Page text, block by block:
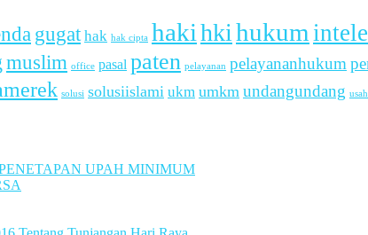
gugat hak hak cipta hakihkihukum
muslim office pasal paten pelayanan pelayananhukum
solusi solusiislami ukm umkm undangundang
UPAH MINIMUM